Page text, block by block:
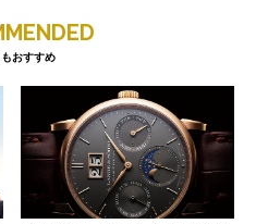
おすすめ